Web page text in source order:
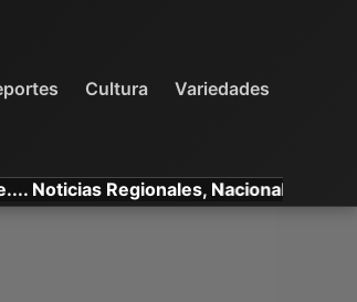
Cultura Variedades
Regionales, Nacionales e